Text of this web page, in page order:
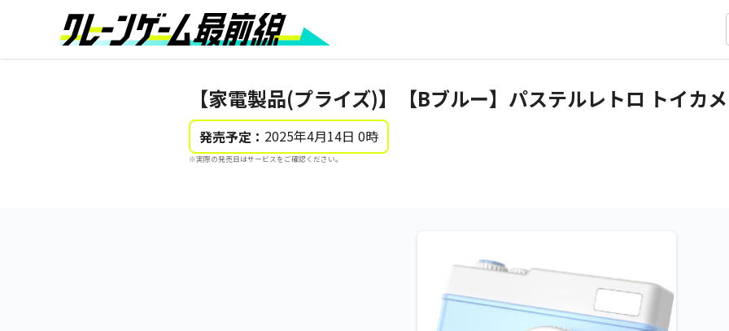
【家電製品(プライズ)】【Bブルー】パステルレトロ トイカ
発売予定： 2025年4月14日 0時
※実際の発売日はサービスをご確認ください。